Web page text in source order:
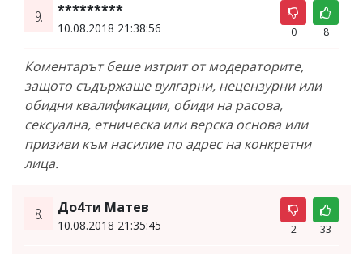
9. *********
10.08.2018 21:38:56 0 8
Коментарът беше изтрит от модераторите,
защото съдържаше вулгарни, нецензурни или
обидни квалификации, обиди на расова,
сексуална, етническа или верска основа или
призиви към насилие по адрес на конкретни
лица.
8. До4ти Матев
10.08.2018 21:35:45 2 33